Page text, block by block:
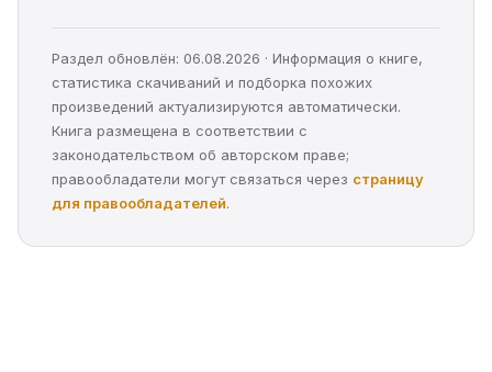
Раздел обновлён: 06.08.2026 · Информация о книге,
статистика скачиваний и подборка похожих
произведений актуализируются автоматически.
Книга размещена в соответствии с
законодательством об авторском праве;
правообладатели могут связаться через страницу
для правообладателей.